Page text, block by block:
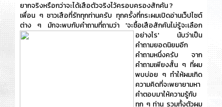
ยากจริงหรือกว่าจะได้เสือตัวจริงไว้ครอบครองสักคัน ?
เพื่อน ๆ ชาวเสือที่รักทุกท่านครับ ทุกครั้งที่กระผมเปิดอ่านเว็ปไซต์
ต่าง ๆ มักจะพบกับคำถามที่ถามว่า 'จะซื้อเสือสักคันไม่รู้จะเลือก
อย่างไร'
นับว่าเป็น
คำถามยอดนิยมอีก
คำถามหนึ่งครับ จาก
คำถามเพียงสั้น ๆ ที่ผม
พบบ่อย ๆ ทำให้ผมเกิด
ความคิดที่จะพยายามหา
คำตอบมาให้ความรู้กับ
ทุก ๆ ท่าน รวมทั้งตัวผม